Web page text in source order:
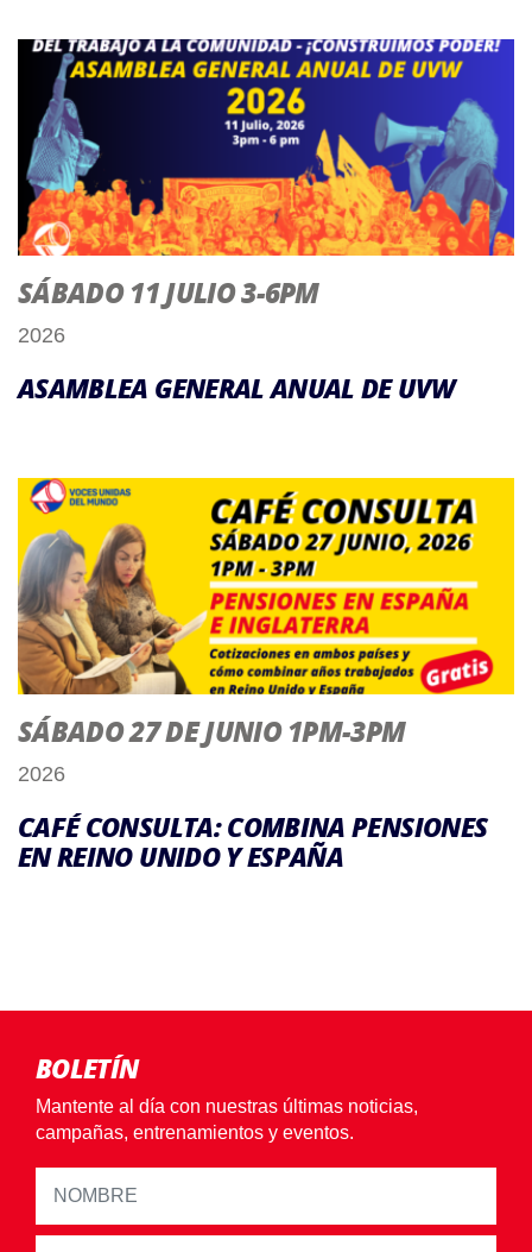
SÁBADO 11 JULIO 3-6PM
2026
ASAMBLEA GENERAL ANUAL DE UVW
SÁBADO 27 DE JUNIO 1PM-3PM
2026
CAFÉ CONSULTA: COMBINA PENSIONES
EN REINO UNIDO Y ESPAÑA
BOLETÍN
Mantente al día con nuestras últimas noticias,
campañas, entrenamientos y eventos.